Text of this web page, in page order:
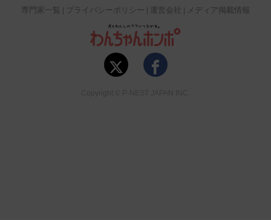
専門家一覧
プライバシーポリシー 運営会社 メディア掲載情報